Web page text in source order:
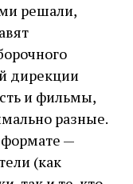
решали,
дирекции
и фильмы,
разные.
—
(как